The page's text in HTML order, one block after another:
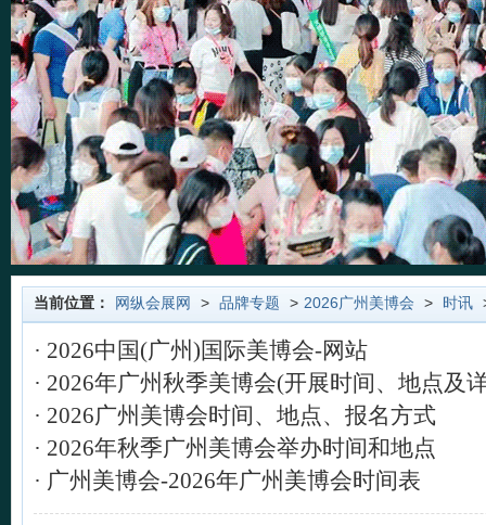
当前位置： 网纵会展网 > 品牌专题 > 2026广州美博会 > 时讯
· 2026中国(广州)国际美博会-网站
· 2026年广州秋季美博会(开展时间、地点及
· 2026广州美博会时间、地点、报名方式
· 2026年秋季广州美博会举办时间和地点
· 广州美博会-2026年广州美博会时间表